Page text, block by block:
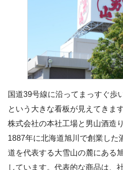
国道39号線に沿ってまっすぐ歩
という大きな看板が見えてきま
株式会社の本社工場と男山酒造
1887年に北海道旭川で創業した
道を代表する大雪山の麓にある
しています。代表的な商品は、